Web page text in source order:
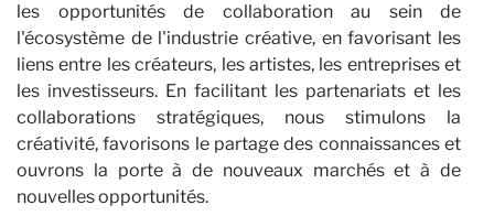
les opportunités de collaboration au sein de
l'écosystème de l'industrie créative, en favorisant les
liens entre les créateurs, les artistes, les entreprises et
les investisseurs. En facilitant les partenariats et les
collaborations stratégiques, nous stimulons la
créativité, favorisons le partage des connaissances et
ouvrons la porte à de nouveaux marchés et à de
nouvelles opportunités.